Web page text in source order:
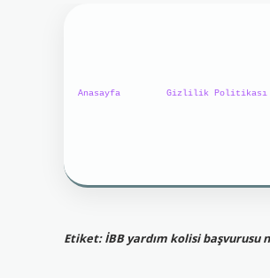
Anasayfa Gizlilik Politikası
Etiket:İBB yardım kolisi başvurusu